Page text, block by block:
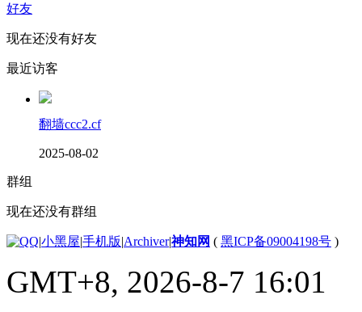
好友
现在还没有好友
最近访客
翻墙ccc2.cf
2025-08-02
群组
现在还没有群组
|小黑屋|手机版|Archiver|神知网 ( 黑ICP备09004198号 )
GMT+8, 2026-8-7 16:01